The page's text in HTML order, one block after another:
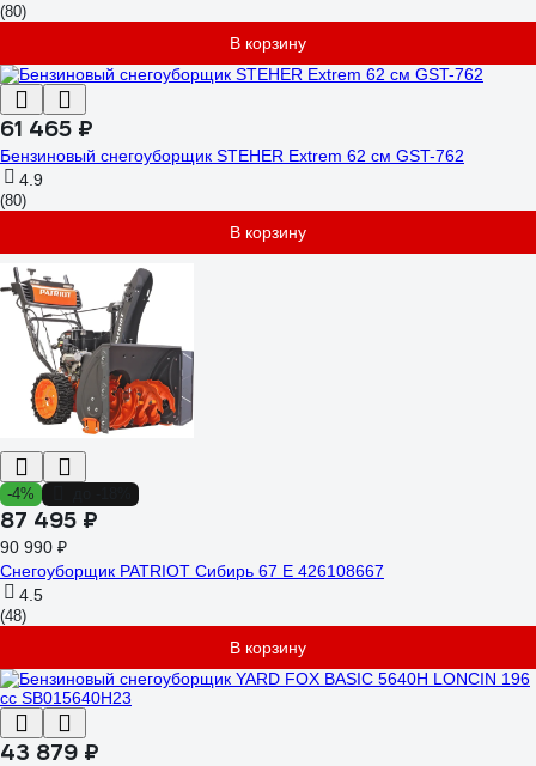
(80)
В корзину
61 465 ₽
Бензиновый снегоуборщик STEHER Extrem 62 см GST-762
4.9
(80)
В корзину
-4%
87 495 ₽
90 990 ₽
Снегоуборщик PATRIOT Сибирь 67 E 426108667
4.5
(48)
В корзину
43 879 ₽